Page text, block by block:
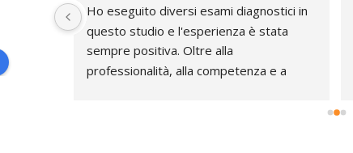
Ho eseguito diversi esami diagnostici in
questo studio e l'esperienza è stata
sempre positiva. Oltre alla
professionalità, alla competenza e a